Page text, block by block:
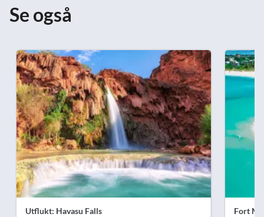
Se også
Utflukt: Havasu Falls Fort